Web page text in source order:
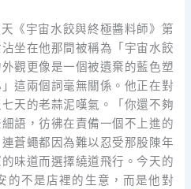
《宇宙水餃與終極醬料師》第
坐在他那間被稱為「宇宙水餃
觀更像是一個被遺棄的藍色塑
這兩個詞毫無關係。他正在對
天的老蒜泥嘆氣。「你還不夠
語，彷彿在責備一個不上進的
蒼蠅都因為難以忍受那股陳年
味道而選擇繞道飛行。今天的
的不是店裡的生意，而是他對